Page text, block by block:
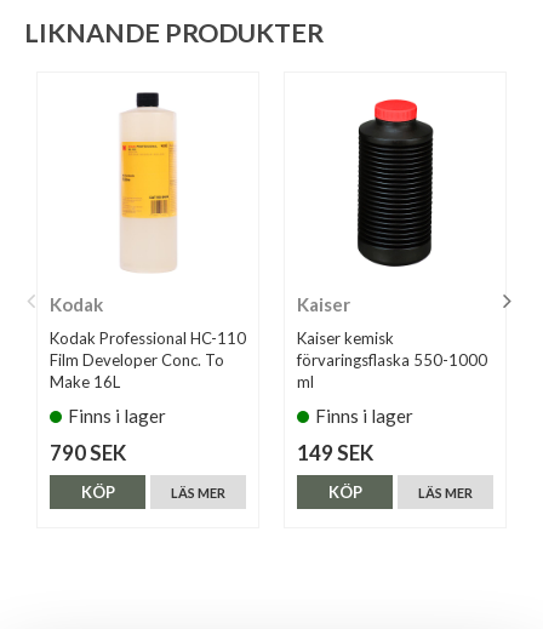
LIKNANDE PRODUKTER
Kodak
Kodak Professional HC-110
Film Developer Conc. To
Make 16L
Finns i lager
790 SEK
LÄS MER
KÖP
Kaiser
Kaiser kemisk
förvaringsflaska 550-1000
ml
Finns i lager
149 SEK
LÄS MER
KÖP